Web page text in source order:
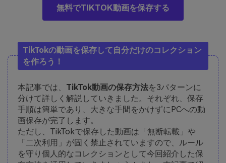
無料でTIKTOK動画を保存する
TikTokの動画を保存して自分だけのコレクション
を作ろう！
本記事では、 TikTok動画の保存方法を3パターンに
分けて詳しく解説していきました。それぞれ、保存
手順は簡単であり、大きな手間をかけずにPCへの動
画保存が完了します。
ただし、TikTokで保存した動画は「無断転載」や
「二次利用」が固く禁止されていますので、ルール
を守り個人的なコレクションとして今回紹介した保